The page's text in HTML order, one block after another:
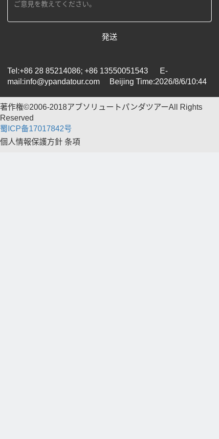
Tel:+86 28 85214086; +86 13550051543 E-
mail:info@ypandatour.com
Beijing Time:2026/8/6/10:44
著作権©2006-2018アブソリュートパンダツアーAll Rights
Reserved
蜀ICP备17017842号
個人情報保護方針 条項